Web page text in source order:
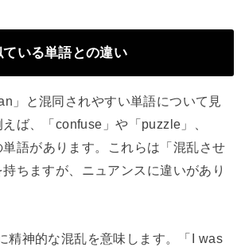
いる単語との違い
」と混同されやすい単語について見
ば、「confuse」や「puzzle」、
単語があります。これらは「混乱させ
ちますが、ニュアンスに違いがあり
精神的な混乱を意味します。「I was